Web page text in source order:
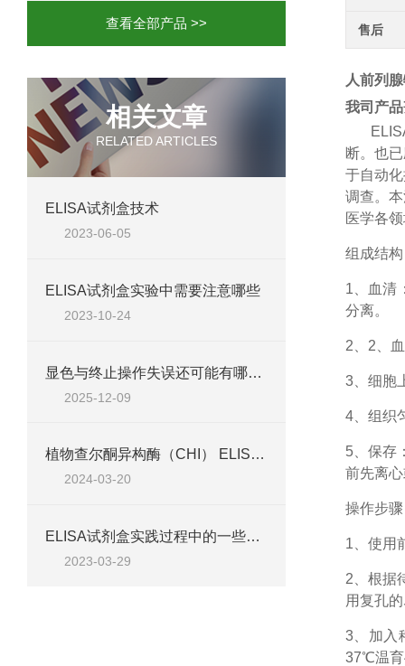
查看全部产品 >>
相关文章
RELATED ARTICLES
ELISA试剂盒技术
2023-06-05
ELISA试剂盒实验中需要注意哪些
2023-10-24
显色与终止操作失误还可能有哪些原因？
2025-12-09
植物查尔酮异构酶（CHI） ELISA检测试剂盒说明
2024-03-20
ELISA试剂盒实践过程中的一些技巧
2023-03-29
售后
人前列
我司产
断。也
于自动
调查。
医学各
组成结构
1、
血清
分离。
2、 2、
3、细胞
4、组织
5、保存
前先离
操作步
1、 使用
2、根据
用复孔
3、加入
37℃温育